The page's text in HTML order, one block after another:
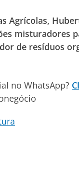
Agrícolas,
misturadores
de resíduos
no WhatsApp?